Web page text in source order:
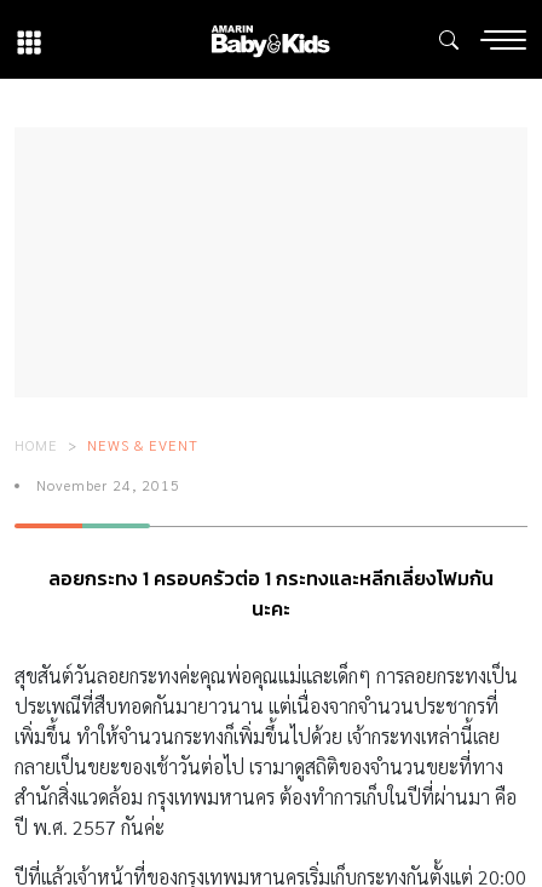
HOME NEWS & EVENT
November 24, 2015
ลอยกระทง 1 ครอบครัวต่อ 1 กระทงและหลีกเลี่ยงโฟมกัน
นะคะ
สุขสันต์วันลอยกระทงค่ะคุณพ่อคุณแม่และเด็กๆ การลอยกระทงเป็น
ประเพณีที่สืบทอดกันมายาวนาน แต่เนื่องจากจำนวนประชากรที่
เพิ่มขึ้น ทำให้จำนวนกระทงก็เพิ่มขึ้นไปด้วย เจ้ากระทงเหล่านี้เลย
กลายเป็นขยะของเช้าวันต่อไป เรามาดูสถิติของจำนวนขยะที่ทาง
สำนักสิ่งแวดล้อม กรุงเทพมหานคร ต้องทำการเก็บในปีที่ผ่านมา คือ
ปี พ.ศ. 2557 กันค่ะ
ปีที่แล้วเจ้าหน้าที่ของกรุงเทพมหานครเริ่มเก็บกระทงกันตั้งแต่ 20:00